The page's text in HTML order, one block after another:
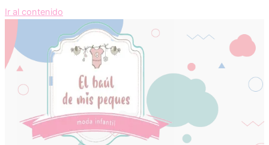
Ir al contenido